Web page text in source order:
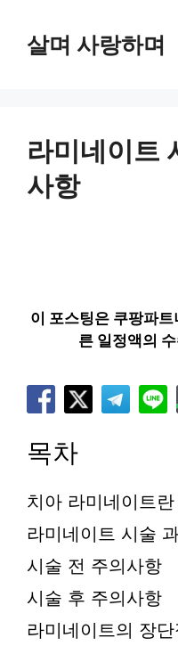
살며 사랑하며
라미네이트
사항
이 포스팅은 쿠팡파
른 일정액의
목차
치아 라미네이트
라미네이트 시술
시술 전 주의사항
시술 후 주의사항
라미네이트의 장단